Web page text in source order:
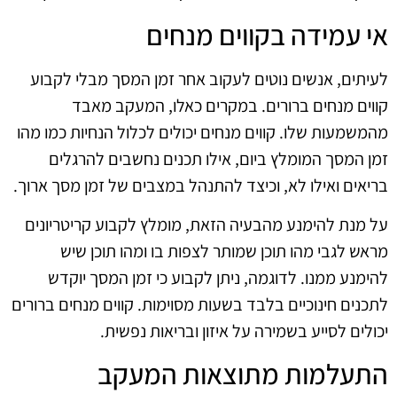
אי עמידה בקווים מנחים
לעיתים, אנשים נוטים לעקוב אחר זמן המסך מבלי לקבוע
קווים מנחים ברורים. במקרים כאלו, המעקב מאבד
מהמשמעות שלו. קווים מנחים יכולים לכלול הנחיות כמו מהו
זמן המסך המומלץ ביום, אילו תכנים נחשבים להרגלים
בריאים ואילו לא, וכיצד להתנהל במצבים של זמן מסך ארוך.
על מנת להימנע מהבעיה הזאת, מומלץ לקבוע קריטריונים
מראש לגבי מהו תוכן שמותר לצפות בו ומהו תוכן שיש
להימנע ממנו. לדוגמה, ניתן לקבוע כי זמן המסך יוקדש
לתכנים חינוכיים בלבד בשעות מסוימות. קווים מנחים ברורים
יכולים לסייע בשמירה על איזון ובריאות נפשית.
התעלמות מתוצאות המעקב